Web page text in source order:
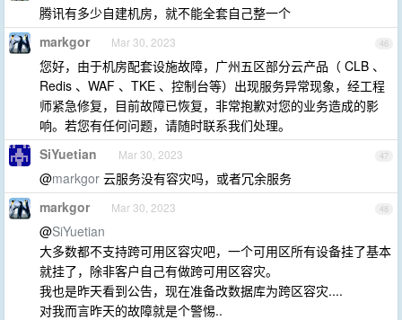
腾讯有多少自建机房，就不能全套自己整一个
46
markgor Mar 30, 2023
您好，由于机房配套设施故障，广州五区部分云产品（ CLB 、
Redis 、WAF 、TKE 、控制台等）出现服务异常现象，经工程
师紧急修复，目前故障已恢复，非常抱歉对您的业务造成的影
响。若您有任何问题，请随时联系我们处理。
47
SiYuetian Mar 30, 2023
@markgor 云服务没有容灾吗，或者冗余服务
48
markgor Mar 30, 2023
@SiYuetian
大多数都不支持跨可用区容灾吧，一个可用区所有设备挂了基本
就挂了，除非客户自己有做跨可用区容灾。
我也是昨天看到公告，现在准备改数据库为跨区容灾....
对我而言昨天的故障就是个警惕..